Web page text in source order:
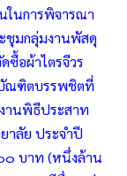
ในการพิจารณา
ชุมกลุ่มงานพัสดุ
ซื้อผ้าไตรจีวร
ณฑิตบรรพชิตที่
านพิธีประสาท
าลัย ประจำปี
บาท (หนึ่งล้าน